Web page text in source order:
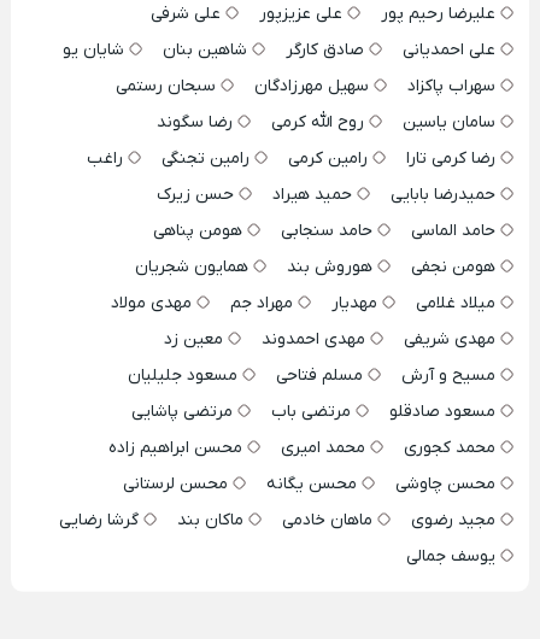
علیرضا رحیم پور
علی عزیزپور
علی شرفی
علی احمدیانی
صادق کارگر شاهین بنان
شایان یو
سهراب پاکزاد
سهیل مهرزادگان
سبحان رستمی
سامان یاسین
روح الله کرمی
رضا سگوند
رضا کرمی تارا
رامین کرمی رامین تجنگی
راغب
حمیدرضا بابایی
حمید هیراد
حسن زیرک
حامد الماسی
حامد سنجابی
هومن پناهی
هومن نجفی
هوروش بند
همایون شجریان
میلاد غلامی
مهدیار مهراد جم
مهدی مولاد
مهدی شریفی
مهدی احمدوند
معین زد
مسیح و آرش
مسلم فتاحی
مسعود جلیلیان
مسعود صادقلو
مرتضی باب
مرتضی پاشایی
محمد کجوری
محمد امیری
محسن ابراهیم زاده
محسن چاوشی
محسن یگانه
محسن لرستانی
مجید رضوی
ماهان خادمی ماکان بند
گرشا رضایی
یوسف جمالی